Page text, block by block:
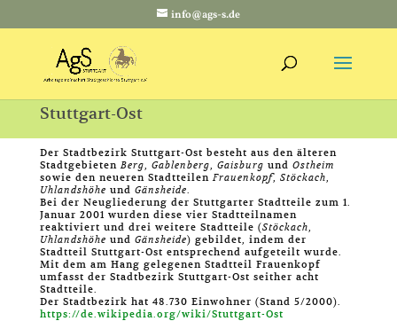
info@ags-s.de
Stuttgart-Ost
Der Stadtbezirk Stuttgart-Ost besteht aus den älteren
StadtgebietenBerg, Gablenberg, Gaisburg und Ostheim
sowie den neueren StadtteilenFrauenkopf, Stöckach,
Uhlandshöhe und Gänsheide.
Bei der Neugliederung der Stuttgarter Stadtteile zum 1.
Januar 2001 wurden diese vier Stadtteilnamen
reaktiviert und drei weitere Stadtteile (Stöckach,
Uhlandshöhe und Gänsheide) gebildet, indem der
Stadtteil Stuttgart-Ost entsprechend aufgeteilt wurde.
Mit dem am Hang gelegenen Stadtteil Frauenkopf
umfasst der Stadtbezirk Stuttgart-Ost seither acht
Stadtteile.
Der Stadtbezirk hat 48.730 Einwohner (Stand 5/2000).
https://de.wikipedia.org/wiki/Stuttgart-Ost